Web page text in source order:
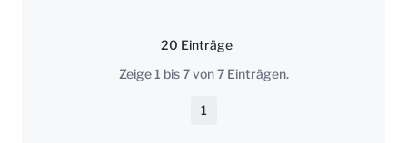
20 Einträge
Pro Seite
Zeige 1 bis 7 von 7 Einträgen.
Seite
1